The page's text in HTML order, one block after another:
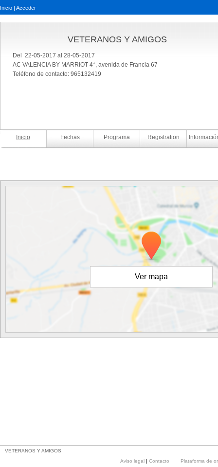
Inicio | Acceder
VETERANOS Y AMIGOS
Del 22-05-2017 al 28-05-2017
AC VALENCIA BY MARRIOT 4*, avenida de Francia 67
Teléfono de contacto: 965132419
Inicio Fechas Programa Registration
Ver mapa
VETERANOS Y AMIGOS
Aviso legal | Contacto Plataforma de